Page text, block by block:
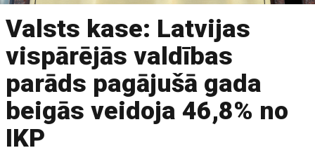
Valsts kase: Latvijas
vispārējās valdības
parāds pagājušā gada
beigās veidoja 46,8% no
IKP